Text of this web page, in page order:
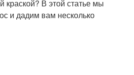
краской? В этой статье мы
и дадим вам несколько